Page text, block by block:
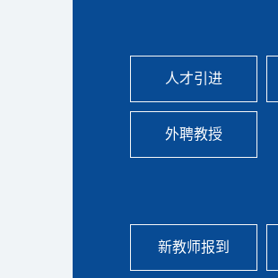
人才引进
外聘教授
新教师报到